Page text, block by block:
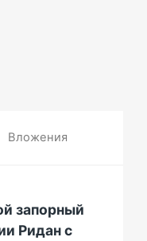
Вложения
запорный
Ридан с